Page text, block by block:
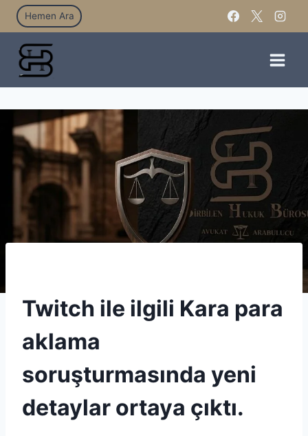
Hemen Ara
Twitch ile ilgili Kara para
aklama
soruşturmasında yeni
detaylar ortaya çıktı.